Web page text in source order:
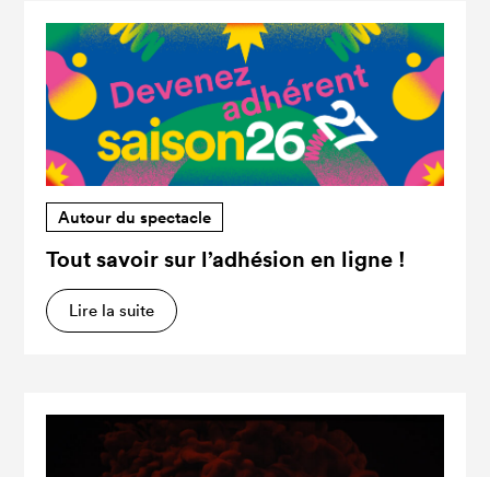
Autour du spectacle
Tout savoir sur l’adhésion en ligne !
Lire la suite